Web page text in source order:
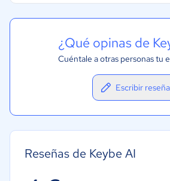
¿Qué opinas de
Cuéntale a otras personas tu
Escribir reseña
Reseñas de Keybe AI